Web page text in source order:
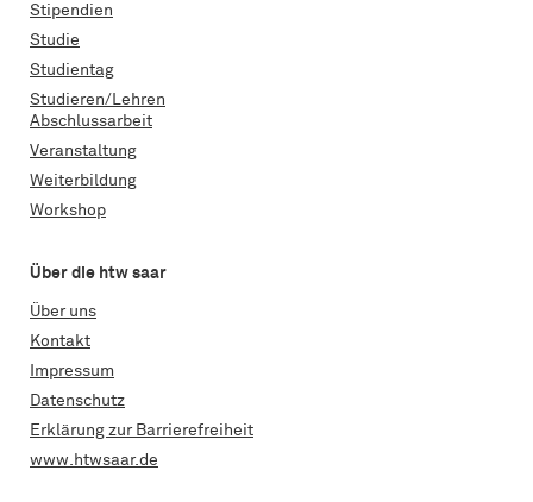
Stipendien
Studie
Studientag
Studieren/Lehren
Abschlussarbeit
Veranstaltung
Weiterbildung
Workshop
Über die htw saar
Über uns
Kontakt
Impressum
Datenschutz
Erklärung zur Barrierefreiheit
www.htwsaar.de